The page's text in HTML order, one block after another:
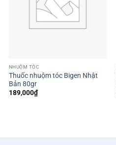
NHUỘM TÓC
Thuốc nhuộm tóc Bigen Nhật
Bản 80gr
189,000₫